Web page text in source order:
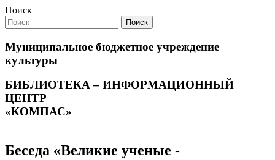
Поиск
Поиск
Муниципальное бюджетное учреждение
культуры
БИБЛИОТЕКА – ИНФОРМАЦИОННЫЙ
ЦЕНТР
«КОМПАС»
Беседа «Великие ученые -